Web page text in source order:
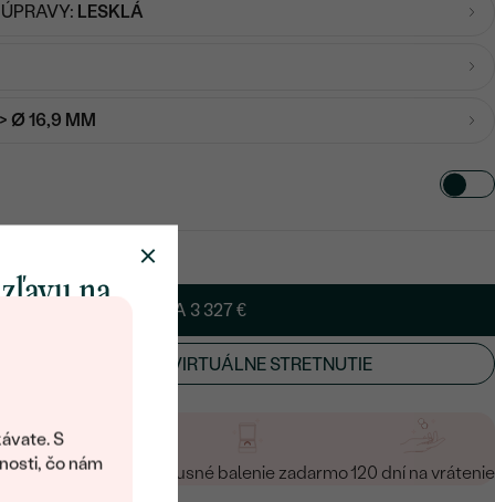
S
čo nám
LESKLÁ
Ø 16,9 MM
PRIDAŤ DO KOŠÍKA 3 327 €
OSOBNÉ ALEBO VIRTUÁLNE STRETNUTIE
zadarmo Luxusné balenie zadarmo120 dní na vrátenie
na
Eppi.
vám
kód na